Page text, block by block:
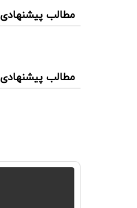
مطالب پیشنهادی
مطالب پیشنهادی